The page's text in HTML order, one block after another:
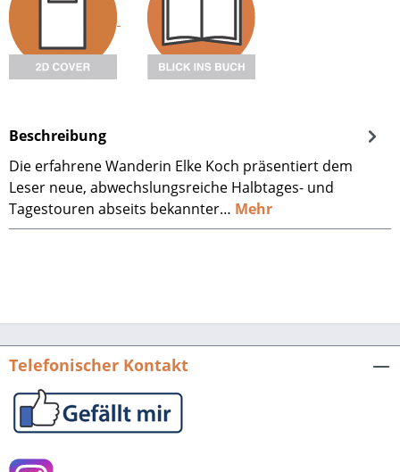
Beschreibung
Die erfahrene Wanderin Elke Koch präsentiert dem
Leser neue, abwechslungsreiche Halbtages- und
Tagestouren abseits bekannter… Mehr
Telefonischer Kontakt